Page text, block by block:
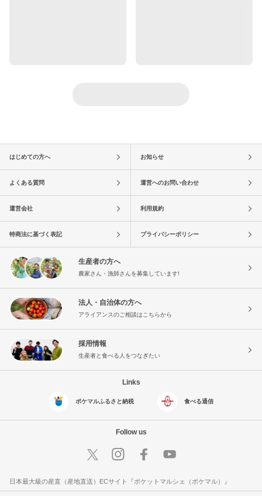
はじめての方へ お知らせ
よくある質問 運営へのお問い合わせ
運営会社 利用規約
特商法に基づく表記 プライバシーポリシー
生産者の方へ
農家さん・漁師さんを募集しています!
法人・自治体の方へ
アライアンスのご相談はこちらから
採用情報
生産者と食べる人をつなぎたい
Links
ポケマルふるさと納税 食べる通信
Follow us
日本最大級の産直（産地直送）ECサイト『ポケットマルシェ（ポケマル）』